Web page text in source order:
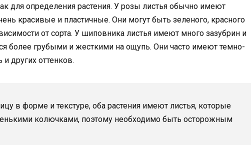
для определения растения. У розы листья обычно имеют
красивые и пластичные. Они могут быть зеленого, красного
от сорта. У шиповника листья имеют много зазубрин и
более грубыми и жесткими на ощупь. Они часто имеют темно-
других оттенков.
в форме и текстуре, оба растения имеют листья, которые
колючками, поэтому необходимо быть осторожным